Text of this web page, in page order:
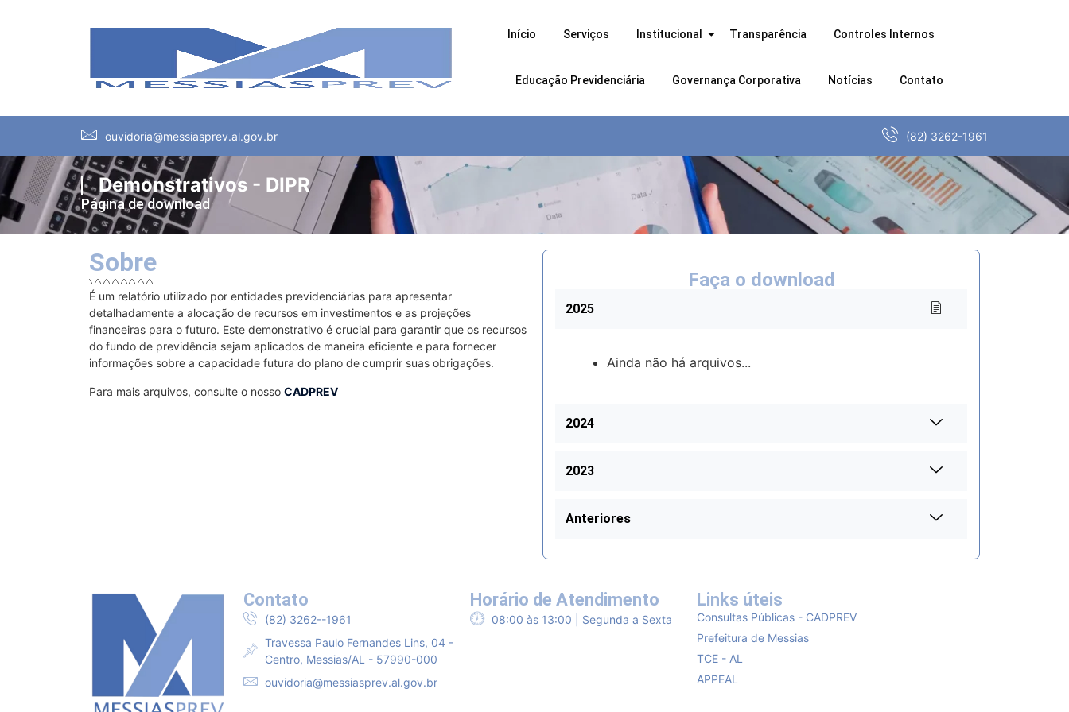
Início Serviços Institucional Transparência Controles Internos
Educação Previdenciária Governança Corporativa Notícias Contato
ouvidoria@messiasprev.al.gov.br (82) 3262-1961
Demonstrativos - DIPR
Página de download
Sobre
É um relatório utilizado por entidades previdenciárias para apresentar
detalhadamente a alocação de recursos em investimentos e as projeções
financeiras para o futuro. Este demonstrativo é crucial para garantir que os recursos
do fundo de previdência sejam aplicados de maneira eficiente e para fornecer
informações sobre a capacidade futura do plano de cumprir suas obrigações.
Para mais arquivos, consulte o nosso CADPREV
Faça o download
2025
Ainda não há arquivos...
2024
2023
Anteriores
Contato
(82) 3262--1961
Travessa Paulo Fernandes Lins, 04 -
Centro, Messias/AL - 57990-000
ouvidoria@messiasprev.al.gov.br
Horário de Atendimento
08:00 às 13:00 | Segunda a Sexta
Links úteis
Consultas Públicas - CADPREV
Prefeitura de Messias
TCE - AL
APPEAL